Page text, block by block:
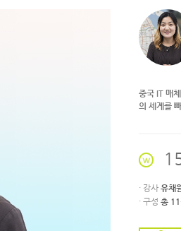
중국 IT 매
의 세계를
· 강사 유채
· 구성 총